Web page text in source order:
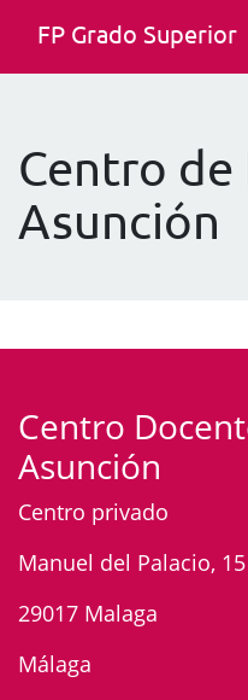
FP Grado Superior
Centro de
Asunción
Centro
Asunción
Centro privado
Manuel del Palacio, 15
29017 Malaga
Málaga